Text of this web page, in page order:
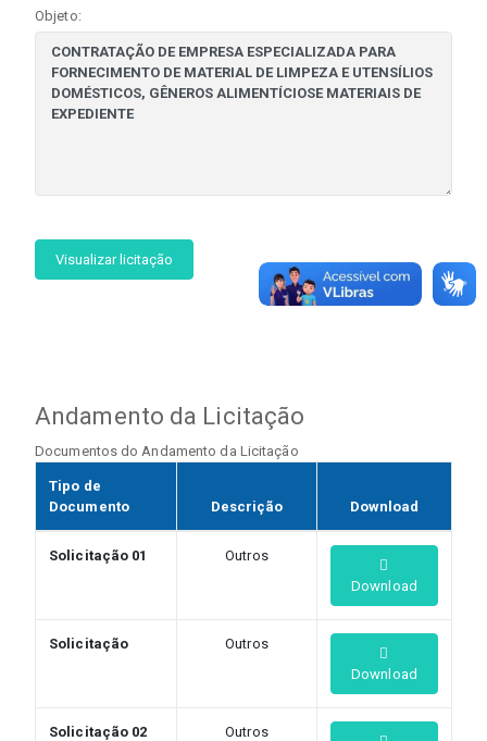
Objeto:
Visualizar licitação
Andamento da Licitação
Documentos do Andamento da Licitação
Tipo de
Documento
Descrição Download
Solicitação 01
Outros
Download
Solicitação
Outros
Download
Solicitação 02
Outros